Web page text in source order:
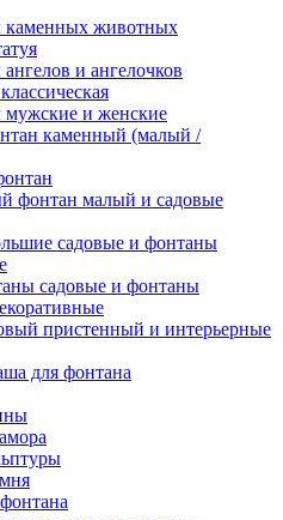
каменных животных
и ангелочков
мужские и женские
каменный (малый /
фонтан малый и садовые
садовые и фонтаны
садовые и фонтаны
пристенный и интерьерные
для фонтана